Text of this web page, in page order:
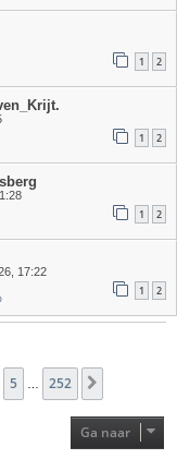
1 2
1 2
1 2
17:22
1 2
5 252
Ga naar